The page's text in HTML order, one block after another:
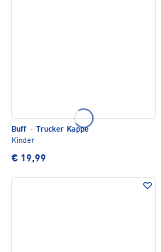
Buff ·
Trucker Kappe
Kinder
€ 19,99